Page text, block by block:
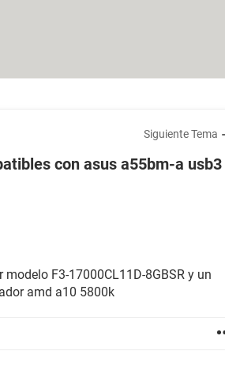
Siguiente Tema
con asus a55bm-a usb3
F3-17000CL11D-8GBSR y un
amd a10 5800k